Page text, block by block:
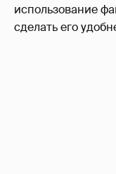
использование
сделать его